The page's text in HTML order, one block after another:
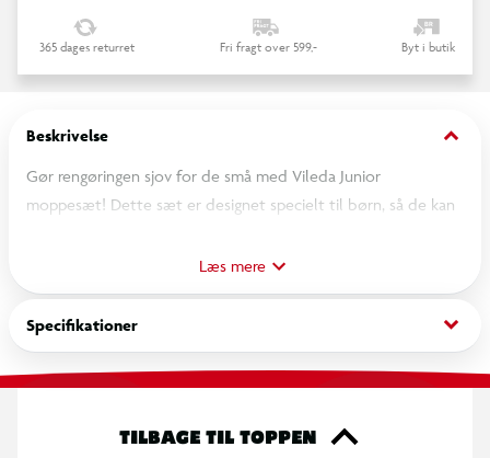
365 dages returret Fri fragt over 599,- Byt i butik
Beskrivelse keyboard_arrow_down
Gør rengøringen sjov for de små med Vileda Junior
moppesæt! Dette sæt er designet specielt til børn, så de kan
måde. Sættet indeholder en moppe, kost og fejebakke, der
ligner de rigtige Vileda-produkter, men i børnevenlig størrelse.
Perfekt til rolleleg og til at styrke barnets ansvarsfølelse.
Læs mere
Specifikationer keyboard_arrow_down
TILBAGE TIL TOPPEN